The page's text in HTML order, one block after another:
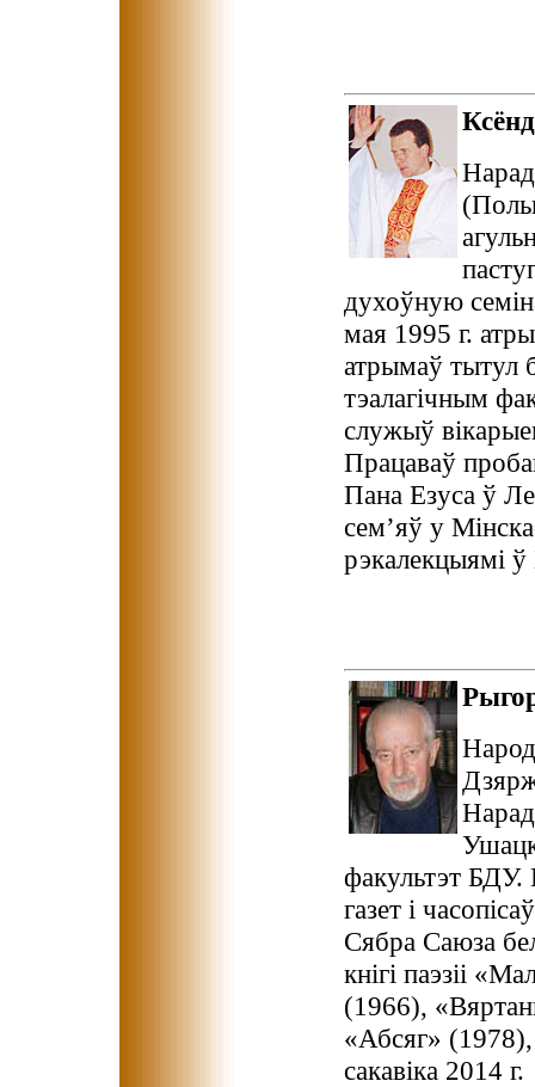
духоўную
мая 1995 г.
атрымаў тытул
тэалагічным
служыў
Працаваў
Пана Езуса ў
сем’яў у
рэкалекцыямі ў
факультэт БДУ.
газет і
Сябра Саюза
кнігі паэзіі
(1966),
«Абсяг»
сакавіка 2014 г.